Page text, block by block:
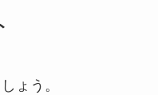
ょう。